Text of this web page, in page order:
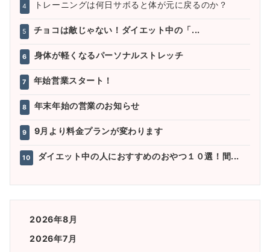
4 トレーニングは何日サボると体が元に戻るのか？
5 チョコは敵じゃない！ダイエット中の「...
6 身体が軽くなるパーソナルストレッチ
7 年始営業スタート！
8 年末年始の営業のお知らせ
9 9月より料金プランが変わります
10 ダイエット中の人におすすめのおやつ１０選！間...
2026年8月
2026年7月